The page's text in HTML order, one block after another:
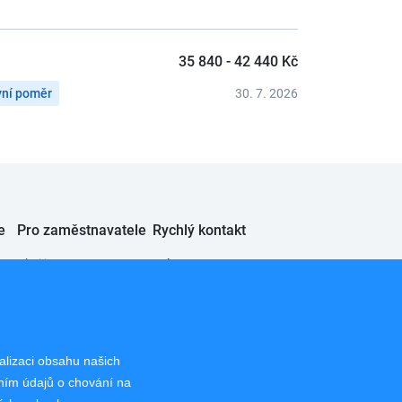
poměr
35 840 - 42 440 Kč
30. 7. 2026
Pro zaměstnavatele
Chci inzerovat
Rychlý kontakt
JobSystem s.r.o.
obsahu našich
údajů o chování na